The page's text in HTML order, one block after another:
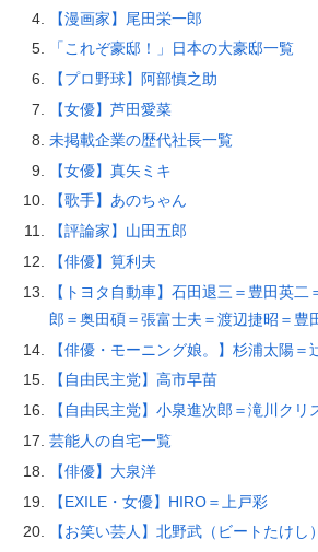
【漫画家】尾田栄一郎
「これぞ豪邸！」日本の大豪邸一覧
【プロ野球】阿部慎之助
【女優】芦田愛菜
未掲載企業の歴代社長一覧
【女優】真矢ミキ
【歌手】あのちゃん
【評論家】山田五郎
【俳優】筧利夫
【トヨタ自動車】石田退三＝豊田英二
郎＝奥田碩＝張富士夫＝渡辺捷昭＝豊
【俳優・モーニング娘。】杉浦太陽＝
【自由民主党】高市早苗
【自由民主党】小泉進次郎＝滝川クリ
芸能人の自宅一覧
【俳優】大泉洋
【EXILE・女優】HIRO＝上戸彩
【お笑い芸人】北野武（ビートたけし）